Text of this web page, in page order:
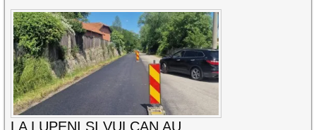
LA LUPENI ȘI VULCAN AU